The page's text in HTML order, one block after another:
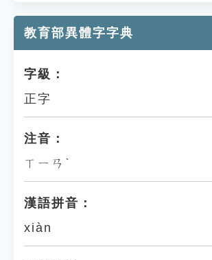
教育部異體字字典
字級：
正字
注音：
ㄒㄧㄢˋ
漢語拼音：
xiàn